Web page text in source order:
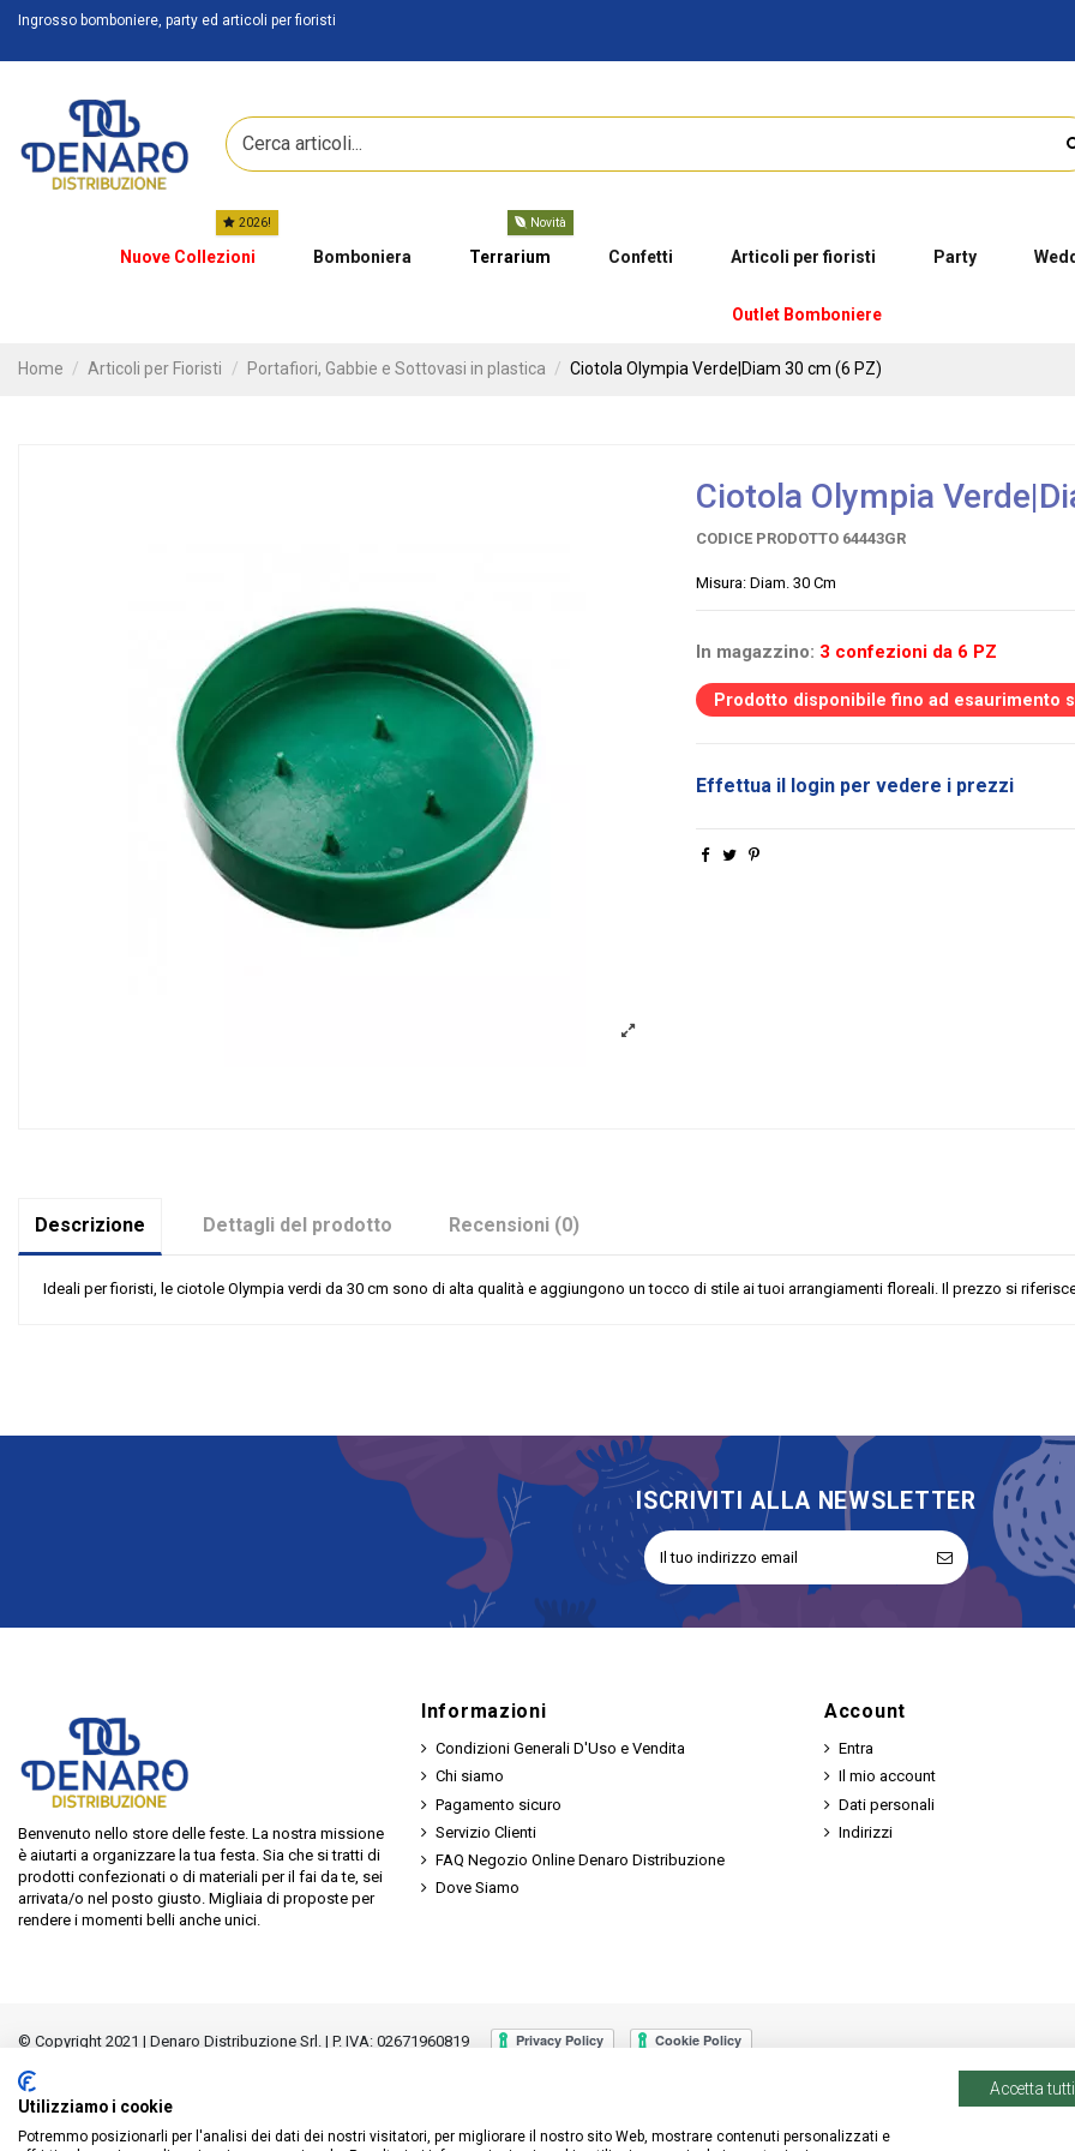
Ingrosso bomboniere, party ed articoli per fioristi
Nuove Collezioni
2026!
Bomboniera Terrarium
Novità
Confetti Articoli per fioristi Party
Outlet Bomboniere
Home Articoli per Fioristi Portafiori, Gabbie e Sottovasi in plastica Ciotola Olympia Verde|Diam 30 cm (6 PZ)
Ciotola Olympia
CODICE PRODOTTO 64443GR
Misura: Diam. 30 Cm
In magazzino: 3 confezioni da 6 PZ
Prodotto disponibile fino ad esaurimento
Effettua il login per vedere i prezzi
Descrizione Dettagli del prodotto Recensioni (0)
Ideali per fioristi, le ciotole Olympia verdi da 30 cm sono di alta qualità e aggiungono un tocco di stile ai tuoi arrangiamenti floreali. Il prezzo si
ISCRIVITI ALLA NEWSLETTER
Benvenuto nello store delle feste. La nostra missione
è aiutarti a organizzare la tua festa. Sia che si tratti di
prodotti confezionati o di materiali per il fai da te, sei
arrivata/o nel posto giusto. Migliaia di proposte per
rendere i momenti belli anche unici.
Informazioni
Condizioni Generali D'Uso e Vendita
Chi siamo
Pagamento sicuro
Servizio Clienti
FAQ Negozio Online Denaro Distribuzione
Dove Siamo
Account
Entra
Il mio account
Dati personali
Indirizzi
© Copyright 2021 | Denaro Distribuzione Srl. | P. IVA: 02671960819
Utilizziamo i cookie
Potremmo posizionarli per l'analisi dei dati dei nostri visitatori, per migliorare il nostro sito Web, mostrare contenuti personalizzati e
Accetta